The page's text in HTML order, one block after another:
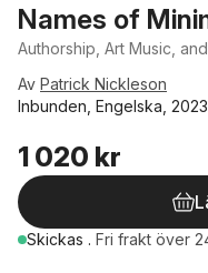
Names of
Authorship, Art Music,
Av Patrick Nickleson
Inbunden, Engelska, 2023
1 020 kr
Skickas . Fri frakt över